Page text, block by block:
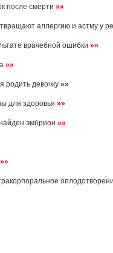
после смерти »»
аллергию и астму у
врачебной ошибки »»
»»
родить девочку »»
для здоровья »»
эмбрион »»
»»